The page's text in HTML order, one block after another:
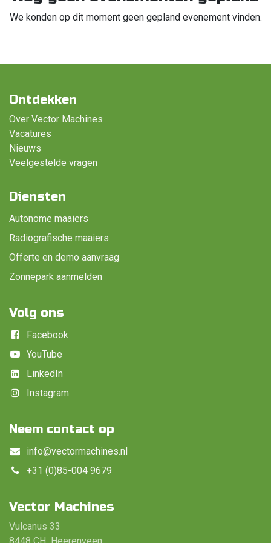
We konden op dit moment geen gepland evenement vinden.
Ontdekken
Over Vector Machines
Vacatures
Nieuws
Veelgestelde vragen
Diensten
Autonome maaiers
Radiografische maaiers
Offerte en demo aanvraag
Zonnepark aanmelden
Volg ons
Facebook
YouTube
LinkedIn
Instagram
Neem contact op
info@vectormachines.nl
+31 (0)85-004 9679
Vector Machines
Vulcanus 33